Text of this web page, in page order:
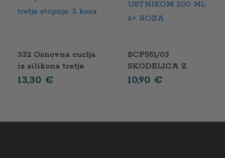
332 Osnovna cuclja
iz silikona tretje
stopnje, 2 kosa
13,30 €
SCF551/03
SKODELICA Z
USTNIKOM 200 ML
10,90 €